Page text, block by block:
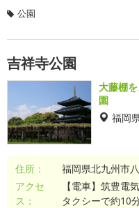
公園
吉祥寺公園
大藤棚
園
福岡
住所：
福岡県北九州市
アクセ
ス：
【電車】筑豊電
タクシーで約10